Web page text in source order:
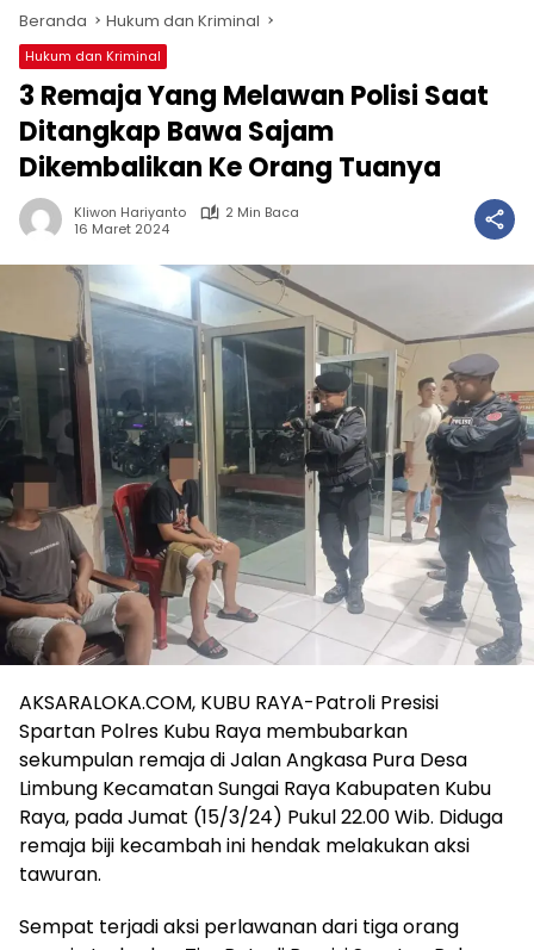
Beranda Hukum dan Kriminal
Hukum dan Kriminal
3 Remaja Yang Melawan Polisi Saat
Ditangkap Bawa Sajam
Dikembalikan Ke Orang Tuanya
Kliwon Hariyanto
2 Min Baca
16 Maret 2024
AKSARALOKA.COM, KUBU RAYA-Patroli Presisi
Spartan Polres Kubu Raya membubarkan
sekumpulan remaja di Jalan Angkasa Pura Desa
Limbung Kecamatan Sungai Raya Kabupaten Kubu
Raya, pada Jumat (15/3/24) Pukul 22.00 Wib. Diduga
remaja biji kecambah ini hendak melakukan aksi
tawuran.
Sempat terjadi aksi perlawanan dari tiga orang